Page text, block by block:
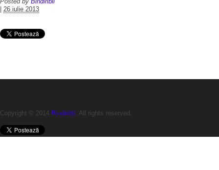
26 iulie 2013
Copyright © 2014 Bindiribli. All rights reserved.